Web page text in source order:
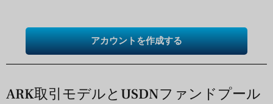
アカウントを作成する
ARK取引モデルとUSDNファンドプール